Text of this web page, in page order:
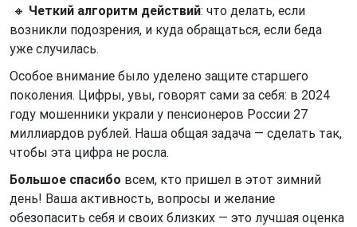
🔸 Четкий алгоритм действий: что делать, если
возникли подозрения, и куда обращаться, если беда
уже случилась.
Особое внимание было уделено защите старшего
поколения. Цифры, увы, говорят сами за себя: в 2024
году мошенники украли у пенсионеров России 27
миллиардов рублей. Наша общая задача — сделать так,
чтобы эта цифра не росла.
Большое спасибо всем, кто пришел в этот зимний
день! Ваша активность, вопросы и желание
обезопасить себя и своих близких — это лучшая оценка